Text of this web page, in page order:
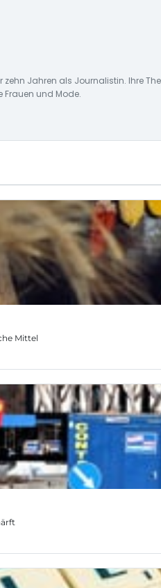
zehn Jahren als Journalistin. Ihre
Frauen und Mode.
Mittel